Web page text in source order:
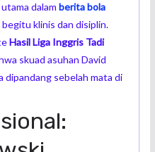
dalam berita bola
klinis dan disiplin.
Hasil Liga Inggris Tadi
skuad asuhan David
dipandang sebelah mata di